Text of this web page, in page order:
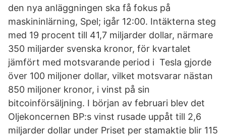
den nya anläggningen ska få fokus på
maskininlärning, Spel; igår 12:00. Intäkterna steg
med 19 procent till 41,7 miljarder dollar, närmare
350 miljarder svenska kronor, för kvartalet
jämfört med motsvarande period i Tesla gjorde
över 100 miljoner dollar, vilket motsvarar nästan
850 miljoner kronor, i vinst på sin
bitcoinförsäljning. I början av februari blev det
Oljekoncernen BP:s vinst rusade uppåt till 2,6
miljarder dollar under Priset per stamaktie blir 115